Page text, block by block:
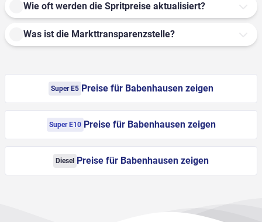
Wie oft werden die Spritpreise aktualisiert?
Was ist die Markttransparenzstelle?
Super E5 Preise für Babenhausen zeigen
Super E10 Preise für Babenhausen zeigen
Diesel Preise für Babenhausen zeigen